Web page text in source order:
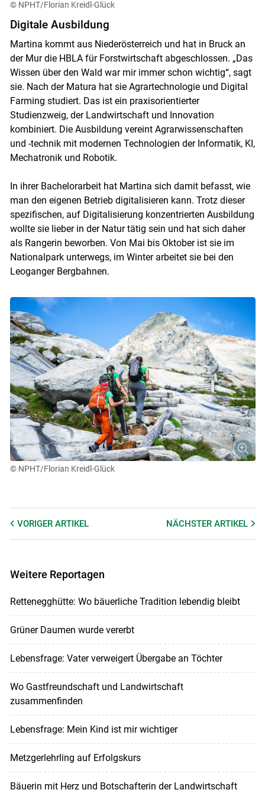
© NPHT/Florian Kreidl-Glück
Digitale Ausbildung
Martina kommt aus Niederösterreich und hat in Bruck an
der Mur die HBLA für Forstwirtschaft abgeschlossen. „Das
Wissen über den Wald war mir immer schon wichtig“, sagt
sie. Nach der Matura hat sie Agrartechnologie und Digital
Farming studiert. Das ist ein praxisorientierter
Studienzweig, der Landwirtschaft und Innovation
kombiniert. Die Ausbildung vereint Agrarwissenschaften
und -technik mit modernen Technologien der Informatik, KI,
Mechatronik und Robotik.
In ihrer Bachelorarbeit hat Martina sich damit befasst, wie
man den eigenen Betrieb digitalisieren kann. Trotz dieser
spezifischen, auf Digitalisierung konzentrierten Ausbildung
wollte sie lieber in der Natur tätig sein und hat sich daher
als Rangerin beworben. Von Mai bis Oktober ist sie im
Nationalpark unterwegs, im Winter arbeitet sie bei den
Leoganger Bergbahnen.
© NPHT/Florian Kreidl-Glück
VORIGER ARTIKEL NÄCHSTERARTIKEL
Weitere Reportagen
Rettenegghütte: Wo bäuerliche Tradition lebendig bleibt
Grüner Daumen wurde vererbt
Lebensfrage: Vater verweigert Übergabe an Töchter
Wo Gastfreundschaft und Landwirtschaft
zusammenfinden
Lebensfrage: Mein Kind ist mir wichtiger
Metzgerlehrling auf Erfolgskurs
Bäuerin mit Herz und Botschafterin der Landwirtschaft